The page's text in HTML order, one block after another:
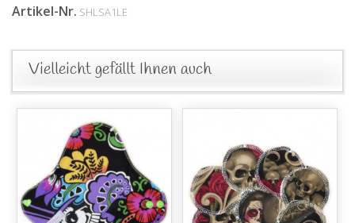
Artikel-Nr. SHLSA1LE
Vielleicht gefällt Ihnen auch